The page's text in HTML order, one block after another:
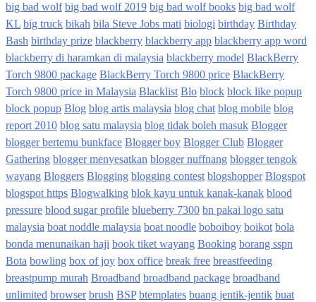
big bad wolf big bad wolf 2019 big bad wolf books big bad wolf
KL big truck bikah bila Steve Jobs mati biologi birthday Birthday
Bash birthday prize blackberry blackberry app blackberry app word
blackberry di haramkan di malaysia blackberry model BlackBerry
Torch 9800 package BlackBerry Torch 9800 price BlackBerry
Torch 9800 price in Malaysia Blacklist Blo block block like popup
block popup Blog blog artis malaysia blog chat blog mobile blog
report 2010 blog satu malaysia blog tidak boleh masuk Blogger
blogger bertemu bunkface Blogger boy Blogger Club Blogger
Gathering blogger menyesatkan blogger nuffnang blogger tengok
wayang Bloggers Blogging blogging contest blogshopper Blogspot
blogspot https Blogwalking blok kayu untuk kanak-kanak blood
pressure blood sugar profile blueberry 7300 bn pakai logo satu
malaysia boat noddle malaysia boat noodle boboiboy boikot bola
bonda menunaikan haji book tiket wayang Booking borang sspn
Bota bowling box of joy box office break free breastfeeding
breastpump murah Broadband broadband package broadband
unlimited browser brush BSP btemplates buang jentik-jentik buat